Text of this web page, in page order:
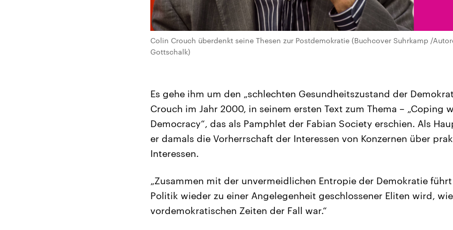
Colin Crouch überdenkt seine Thesen zur Postdemokratie (Buchcover Suhrkamp /
Gottschalk)
Es gehe ihm um den „schlechten Gesundheitszustand der
Crouch im Jahr 2000, in seinem ersten Text zum Thema – „Coping
Democracy“, das als Pamphlet der Fabian Society erschien. Als
er damals die Vorherrschaft der Interessen von Konzernen über
Interessen.
„Zusammen mit der unvermeidlichen Entropie der Demokratie
Politik wieder zu einer Angelegenheit geschlossener Eliten wird,
vordemokratischen Zeiten der Fall war.“